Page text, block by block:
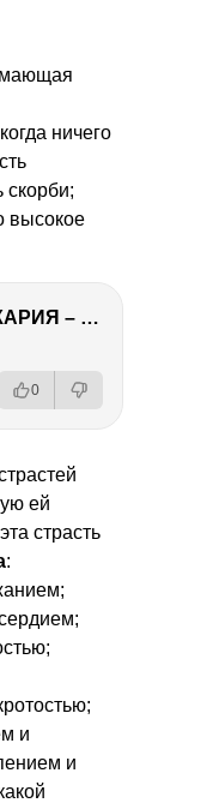
ничего
скорби;
высокое
КАБАРДИНО-БАЛКАРИЯ – ПУТЕШЕСТВИЕ НА КАВКАЗ часть 3
0
ей
страсть
:
и
и